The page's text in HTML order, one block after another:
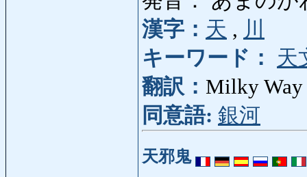
漢字： 天 , 川
キーワード：
天
翻訳： Milky Way
同意語: 銀河
天邪鬼